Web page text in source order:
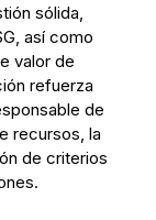
sólida,
así como
valor de
refuerza
de
recursos, la
de criterios